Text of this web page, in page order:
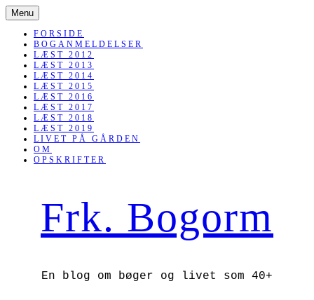
Menu SKIP
TO
CONTENT
FORSIDE
BOGANMELDELSER
LÆST 2012
LÆST 2013
LÆST 2014
LÆST 2015
LÆST 2016
LÆST 2017
LÆST 2018
LÆST 2019
LIVET PÅ GÅRDEN
OM
OPSKRIFTER
Frk. Bogorm
En blog om bøger og livet som 40+